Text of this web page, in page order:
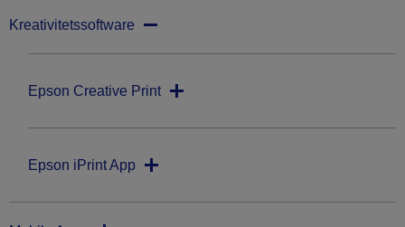
Kreativitetssoftware
Epson Creative Print
Epson iPrint App